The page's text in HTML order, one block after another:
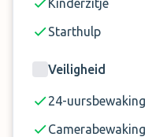
Kinderzitje
Starthulp
Veiligheid
24-uursbewaking
Camerabewaking